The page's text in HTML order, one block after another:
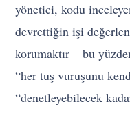
yönetici, kodu
devrettiğin işi
korumaktır – bu
“her tuş vuruşunu
“denetleyebilecek